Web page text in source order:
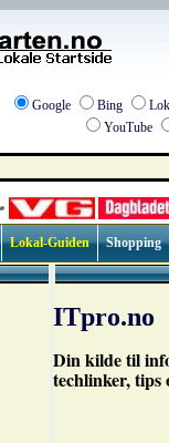
Google Bing
YouTube
Lokal-Guiden Shopping
ITpro.no
Din kilde til
techlinker, tips